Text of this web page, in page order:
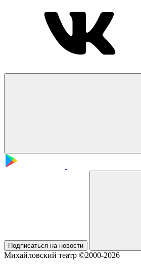
Подписаться на новости
Михайловский театр ©2000-2026